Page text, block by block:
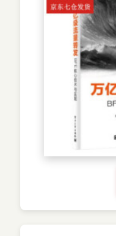
预订书籍